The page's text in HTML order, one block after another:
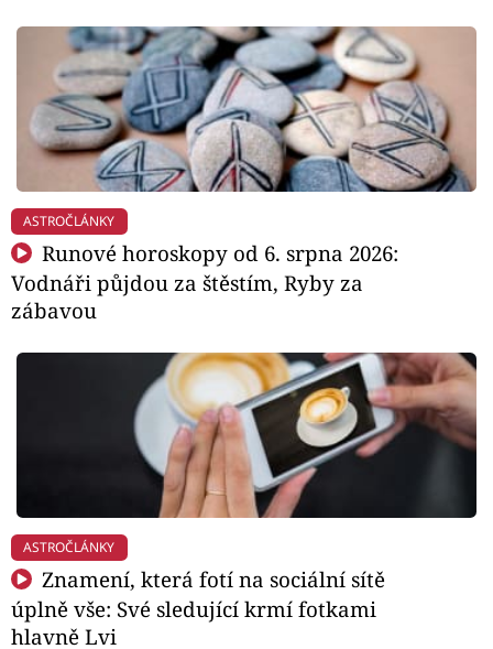
ASTROČLÁNKY
Runové horoskopy od 6. srpna 2026:
Vodnáři půjdou za štěstím, Ryby za
zábavou
ASTROČLÁNKY
Znamení, která fotí na sociální sítě
úplně vše: Své sledující krmí fotkami
hlavně Lvi